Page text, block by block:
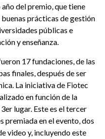
del premio, que tiene
prácticas de gestión
públicas e
y enseñanza.
17 fundaciones, de las
finales, después de ser
La iniciativa de Fiotec
en función de la
lugar. Este es el tercer
premiada en el evento, dos
video y, incluyendo este